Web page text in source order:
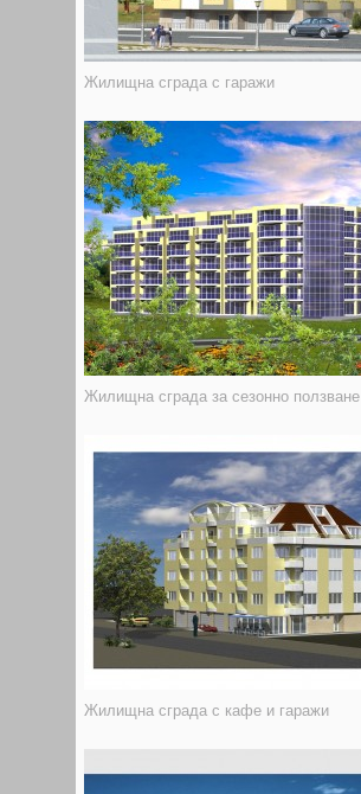
Жилищна сграда с гаражи
Жилищна сграда за сезонно ползване
Жилищна сграда с кафе и гаражи